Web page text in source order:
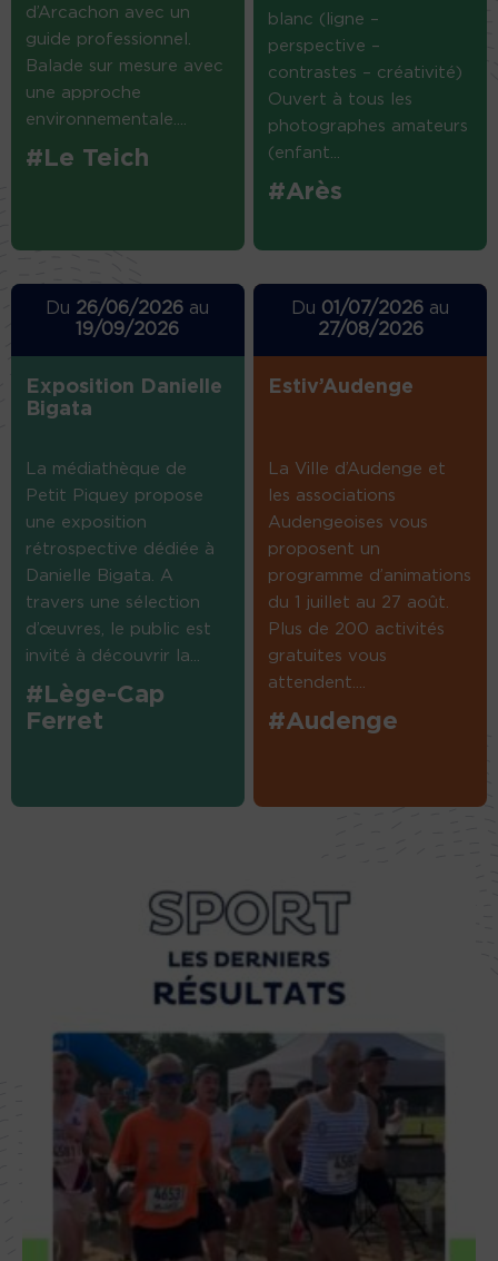
d’Arcachon avec un
guide professionnel.
Balade sur mesure avec
une approche
environnementale....
#Le Teich
blanc (ligne –
perspective –
contrastes – créativité)
Ouvert à tous les
photographes amateurs
(enfant...
#Arès
Du 26/06/2026 au
19/09/2026
Exposition Danielle
Bigata
La médiathèque de
Petit Piquey propose
une exposition
rétrospective dédiée à
Danielle Bigata. A
travers une sélection
d’œuvres, le public est
invité à découvrir la...
#Lège-Cap
Ferret
Du 01/07/2026 au
27/08/2026
Estiv’Audenge
La Ville d’Audenge et
les associations
Audengeoises vous
proposent un
programme d’animations
du 1 juillet au 27 août.
Plus de 200 activités
gratuites vous
attendent....
#Audenge